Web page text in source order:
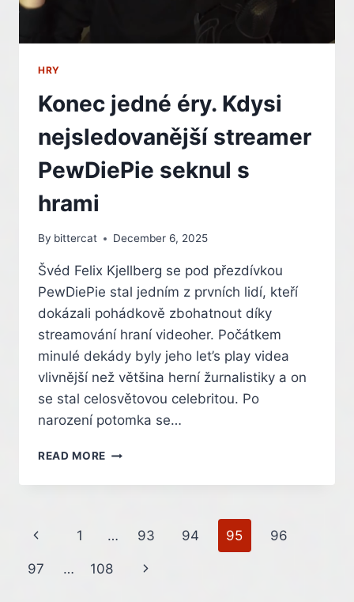
HRY
Konec jedné éry. Kdysi
nejsledovanější streamer
PewDiePie seknul s
hrami
By bittercat December 6, 2025
Švéd Felix Kjellberg se pod přezdívkou
PewDiePie stal jedním z prvních lidí, kteří
dokázali pohádkově zbohatnout díky
streamování hraní videoher. Počátkem
minulé dekády byly jeho let’s play videa
vlivnější než většina herní žurnalistiky a on
se stal celosvětovou celebritou. Po
narození potomka se…
READ MORE KONEC
ÉRY.
STREAMER
SEKNUL
Page
navigation
Previous
Page
1 … 93 94 95 96
97 … 108
Next